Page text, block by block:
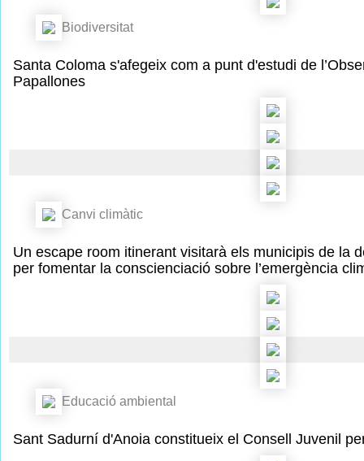
Biodiversitat
Santa Coloma s'afegeix com a punt d'estudi de
Papallones
Canvi climàtic
Un escape room itinerant visitarà els municipis de la
per fomentar la conscienciació sobre l’emergència
Educació ambiental
Sant Sadurní d'Anoia constitueix el Consell Juvenil